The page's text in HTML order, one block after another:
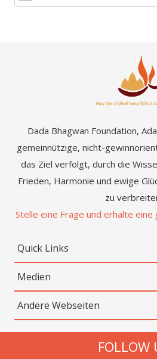
Dada Bhagwan Foundation,
gemeinnützige, nicht-
das Ziel verfolgt, durch die
Frieden, Harmonie und ewige
zu
Stelle eine Frage und erhalte
Quick Links
Medien
Andere Webseiten
FOLLOW